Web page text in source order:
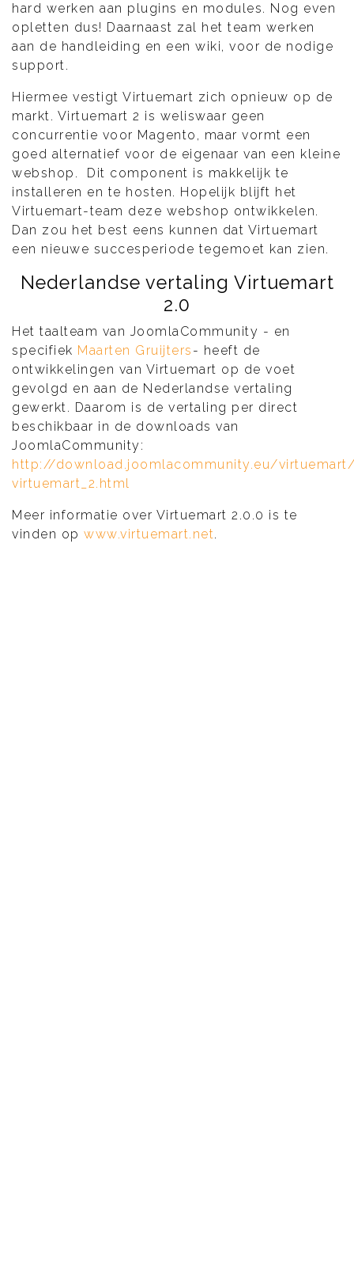
hard werken aan plugins en modules. Nog even
opletten dus! Daarnaast zal het team werken
aan de handleiding en een wiki, voor de nodige
support.
Hiermee vestigt Virtuemart zich opnieuw op de
markt. Virtuemart 2 is weliswaar geen
concurrentie voor Magento, maar vormt een
goed alternatief voor de eigenaar van een kleine
webshop. Dit component is makkelijk te
installeren en te hosten. Hopelijk blijft het
Virtuemart-team deze webshop ontwikkelen.
Dan zou het best eens kunnen dat Virtuemart
een nieuwe succesperiode tegemoet kan zien.
Nederlandse vertaling Virtuemart
2.0
Het taalteam van JoomlaCommunity - en
specifiek Maarten Gruijters - heeft de
ontwikkelingen van Virtuemart op de voet
gevolgd en aan de Nederlandse vertaling
gewerkt. Daarom is de vertaling per direct
beschikbaar in de downloads van
JoomlaCommunity:
http://download.joomlacommunity.eu/
virtuemart_2.html
Meer informatie over Virtuemart 2.0.0 is te
vinden op www.virtuemart.net.